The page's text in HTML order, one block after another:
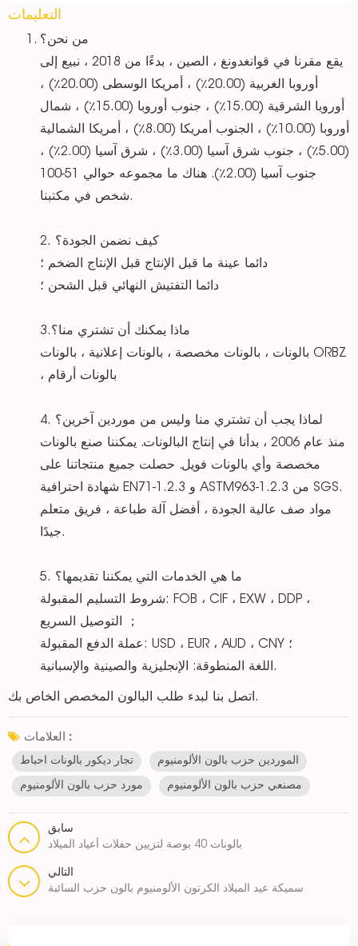
التعليمات
من نحن؟
يقع مقرنا في قوانغدونغ ، الصين ، بدءًا من 2018 ، نبيع إلى
أوروبا الغربية (20.00٪) ، أمريكا الوسطى (20.00٪) ،
أوروبا الشرقية (15.00٪) ، جنوب أوروبا (15.00٪) ، شمال
أوروبا (10.00٪) ، الجنوب أمريكا (8.00٪) ، أمريكا الشمالية
(5.00٪) ، جنوب شرق آسيا (3.00٪) ، شرق آسيا (2.00٪) ،
جنوب آسيا (2.00٪). هناك ما مجموعه حوالي 51-100
شخص في مكتبنا.
2. كيف نضمن الجودة؟
دائما عينة ما قبل الإنتاج قبل الإنتاج الضخم ؛
دائما التفتيش النهائي قبل الشحن ؛
3.ماذا يمكنك أن تشتري منا؟
بالونات ، بالونات مخصصة ، بالونات إعلانية ، بالونات ORBZ
، بالونات أرقام
4. لماذا يجب أن تشتري منا وليس من موردين آخرين؟
منذ عام 2006 ، بدأنا في إنتاج البالونات. يمكننا صنع بالونات
مخصصة وأي بالونات فويل. حصلت جميع منتجاتنا على
شهادة احترافية EN71-1.2.3 و ASTM963-1.2.3 من SGS.
مواد صف عالية الجودة ، أفضل آلة طباعة ، فريق متعلم
جيدًا.
5. ما هي الخدمات التي يمكننا تقديمها؟
شروط التسليم المقبولة: FOB ، CIF ، EXW ، DDP ،
التوصيل السريع ；
عملة الدفع المقبولة: USD ، EUR ، AUD ، CNY ؛
اللغة المنطوقة: الإنجليزية والصينية والإسبانية.
اتصل بنا لبدء طلب البالون المخصص الخاص بك.
العلامات :
تجار ديكور بالونات احباط الموردين حزب بالون الألومنيوم
مورد حزب بالون الألومنيوم مصنعي حزب بالون الألومنيوم
سابق
بالونات 40 بوصة لتزيين حفلات أعياد الميلاد
التالي
سميكة عيد الميلاد الكرتون الألومنيوم بالون حزب السائبة